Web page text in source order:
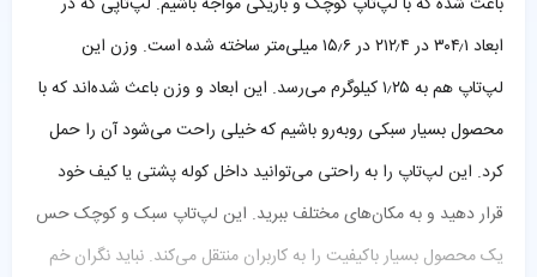
ابعاد ۳۰۴٫۱ در ۲۱۲٫۴ در ۱۵٫۶ میلی‌متر ساخته شده است. وزن این
لپ‌تاپ هم به ۱٫۲۵ کیلوگرم می‌رسد. این ابعاد و وزن باعث شده‌اند که با
محصول بسیار سبکی روبه‌رو باشیم که خیلی راحت می‌شود آن را حمل
کرد. این لپ‌تاپ را به راحتی می‌توانید داخل کوله پشتی یا کیف خود
قرار دهید و به مکان‌های مختلف ببرید. این لپ‌تاپ سبک و کوچک حس
یک محصول بسیار باکیفیت را به کاربران منتقل می‌کند. نباید نگران خم